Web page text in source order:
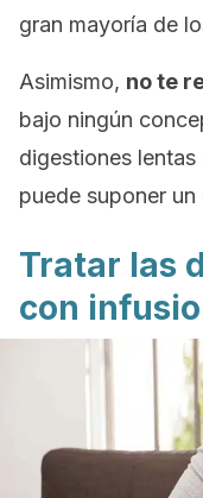
gran mayoría de
Asimismo, no te
bajo ningún
digestiones
puede suponer
Tratar las
con